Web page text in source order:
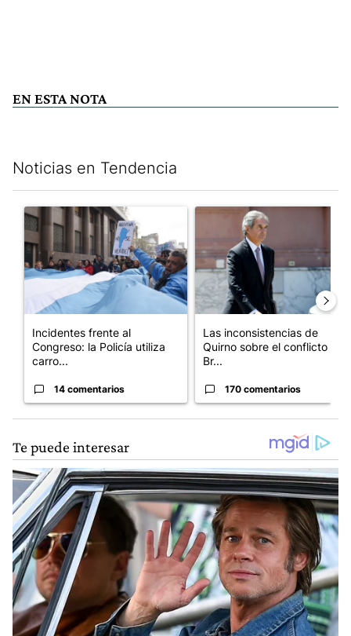
EN ESTA NOTA
Noticias en Tendencia
Un artículo de tendencia con el título "Incidentes frente al
Incidentes frente al
Congreso: la Policía utiliza
carro...
14 comentarios
Un artículo de tendencia con
Las inconsistencias de
Quirno sobre el conflicto con
Br...
170 comentarios